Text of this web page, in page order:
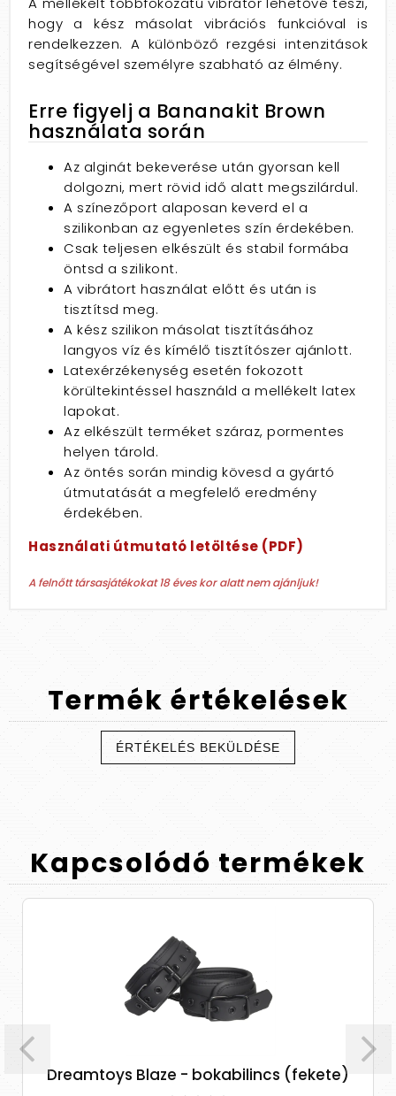
hogy a kész másolat vibrációs funkcióval is
rendelkezzen. A különböző rezgési intenzitások
segítségével személyre szabható az élmény.
Erre figyelj a Bananakit Brown
használata során
Az alginát bekeverése után gyorsan kell
dolgozni, mert rövid idő alatt megszilárdul.
A színezőport alaposan keverd el a
szilikonban az egyenletes szín érdekében.
Csak teljesen elkészült és stabil formába
öntsd a szilikont.
A vibrátort használat előtt és után is
tisztítsd meg.
A kész szilikon másolat tisztításához
langyos víz és kímélő tisztítószer ajánlott.
Latexérzékenység esetén fokozott
körültekintéssel használd a mellékelt latex
lapokat.
Az elkészült terméket száraz, pormentes
helyen tárold.
Az öntés során mindig kövesd a gyártó
útmutatását a megfelelő eredmény
érdekében.
Használati útmutató letöltése (PDF)
A felnőtt társasjátékokat 18 éves kor alatt nem ajánljuk!
Termék értékelések
ÉRTÉKELÉS BEKÜLDÉSE
Kapcsolódó termékek
Dreamtoys Blaze - bokabilincs (fekete)